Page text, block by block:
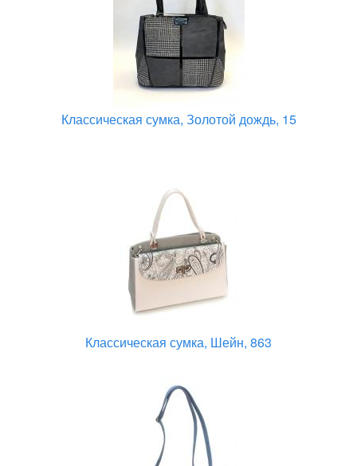
Классическая сумка, Золотой дождь, 15
Классическая сумка, Шейн, 863